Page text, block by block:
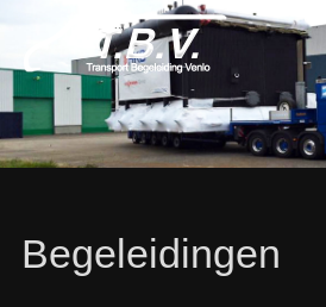
Begeleidingen